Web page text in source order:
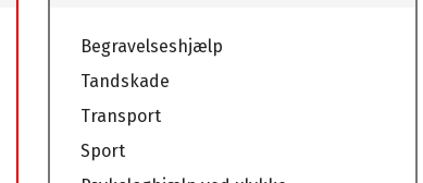
Begravelseshjælp
Tandskade
Transport
Sport